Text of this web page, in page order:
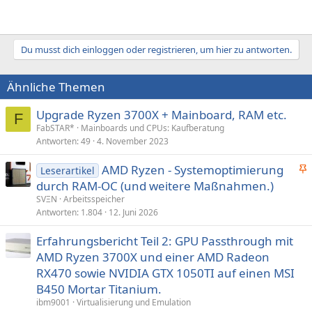
Du musst dich einloggen oder registrieren, um hier zu antworten.
Ähnliche Themen
F Upgrade Ryzen 3700X + Mainboard, RAM etc.
FabSTAR*
Mainboards und CPUs: Kaufberatung
Antworten 49 4. November 2023
A
p
Leserartikel AMD Ryzen - Systemoptimierung
durch RAM-OC (und weitere Maßnahmen.)
SVΞN Arbeitsspeicher
Antworten 1.804 12. Juni 2026
Erfahrungsbericht Teil 2: GPU Passthrough mit
AMD Ryzen 3700X und einer AMD Radeon
RX470 sowie NVIDIA GTX 1050TI auf einen MSI
B450 Mortar Titanium.
ibm9001
Virtualisierung und Emulation